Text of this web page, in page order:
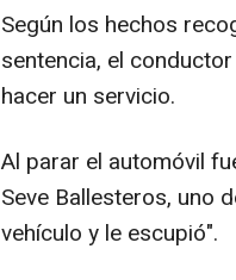
Según los hechos
sentencia, el
hacer un servicio.
Al parar el automóvil
Seve Ballesteros, uno
vehículo y le escupió".